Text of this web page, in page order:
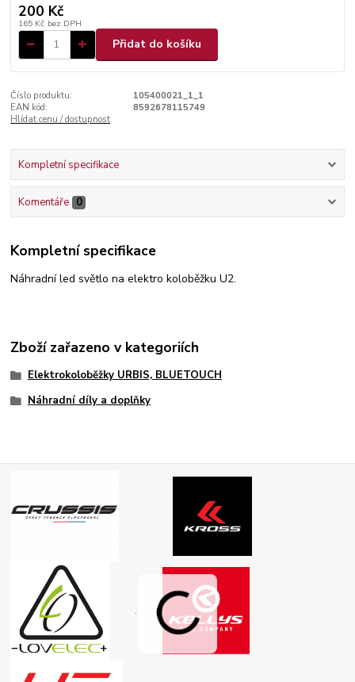
200 Kč
165 Kč bez DPH
Přidat do košíku
Číslo produktu:
105400021_1_1
EAN kód:
8592678115749
Hlídat cenu / dostupnost
Kompletní specifikace
Komentáře 0
Kompletní specifikace
Náhradní led světlo na elektro koloběžku U2.
Zboží zařazeno v kategoriích
Elektrokoloběžky URBIS, BLUETOUCH
Náhradní díly a doplňky
.